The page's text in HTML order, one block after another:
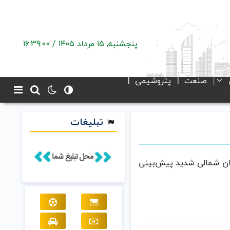
پنجشنبه, ۱۵ مرداد ۱۴۰۵ / 16:39:01
صنعت
پتروشیمی
شمالی شدید پیش‌بینی
تبلیغات